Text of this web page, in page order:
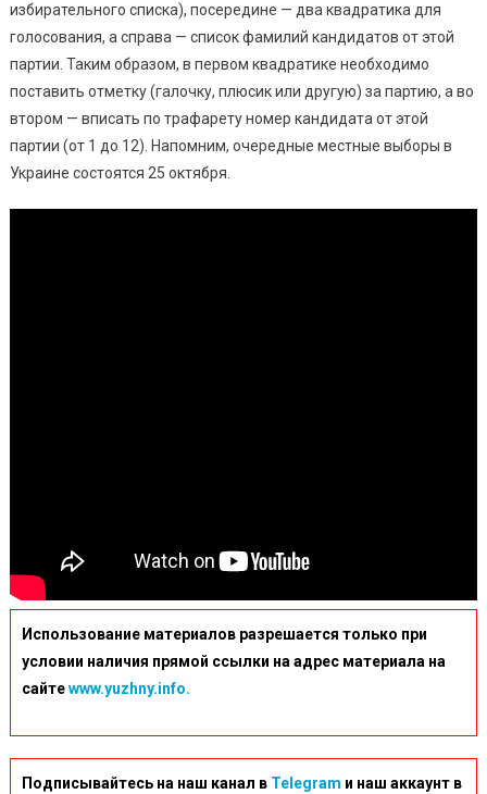
избирательного списка), посередине — два квадратика для
голосования, а справа — список фамилий кандидатов от этой
партии. Таким образом, в первом квадратике необходимо
поставить отметку (галочку, плюсик или другую) за партию, а во
втором — вписать по трафарету номер кандидата от этой
партии (от 1 до 12). Напомним, очередные местные выборы в
Украине состоятся 25 октября.
Использование материалов разрешается только при
условии наличия прямой ссылки на адрес материала на
сайтеwww.yuzhny.info.
Подписывайтесь на наш канал в Telegram и наш аккаунт в